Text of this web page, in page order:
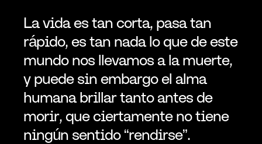
La vida es tan corta, pasa tan
rápido, es tan nada lo que de este
mundo nos llevamos a la muerte,
y puede sin embargo el alma
humana brillar tanto antes de
morir, que ciertamente no tiene
ningún sentido “rendirse”.